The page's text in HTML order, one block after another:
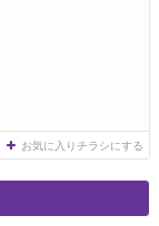
お気に入りチラシにする